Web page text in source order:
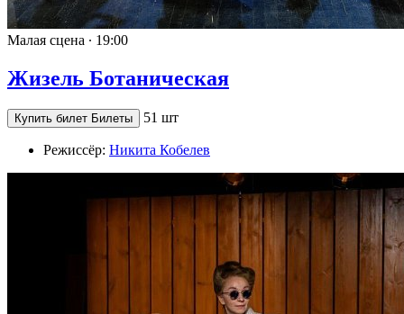
Малая сцена ∙ 19:00
Жизель Ботаническая
Купить билет Билеты 51 шт
Режиссёр: Никита Кобелев